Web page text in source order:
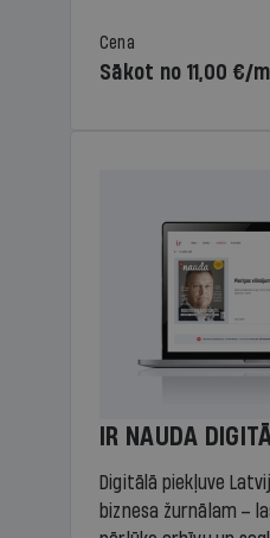
Cena
Sākot no 11,00 €/
IR NAUDA
Digitālā piekļuve
biznesa žurnālam –